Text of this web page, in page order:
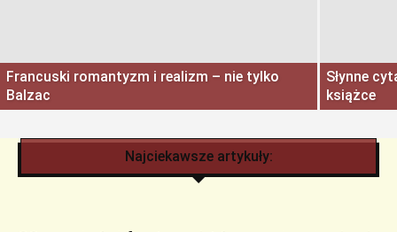
Francuski romantyzm i realizm – nie tylko
Balzac
Słynne
książce
Najciekawsze artykuły: